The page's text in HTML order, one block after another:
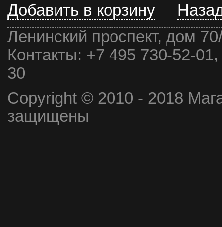
Добавить в корзину
Ленинский проспект, дом
Контакты: +7 495 730-52-
30
Copyright © 2010 - 2018
защищены